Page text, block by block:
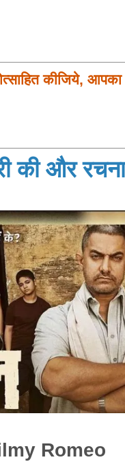
कीजिये, आपका
की और
Romeo